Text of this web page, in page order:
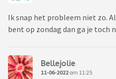
Ik snap het probleem niet zo.
bent op zondag dan ga je toch
Bellejolie
11-06-2022 om 11:25